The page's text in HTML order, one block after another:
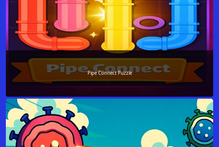
Pipe Connect Puzzle